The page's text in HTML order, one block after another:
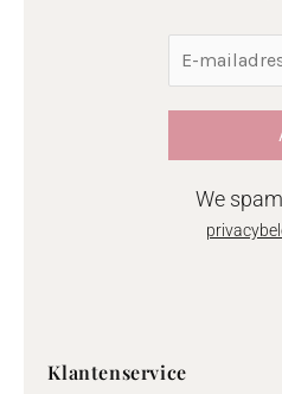
We
Klantenservice